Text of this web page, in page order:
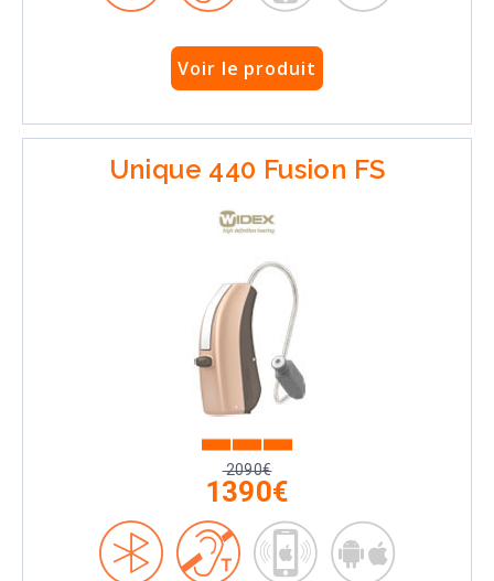
Voir le produit
Unique 440 Fusion FS
2090€
1390€